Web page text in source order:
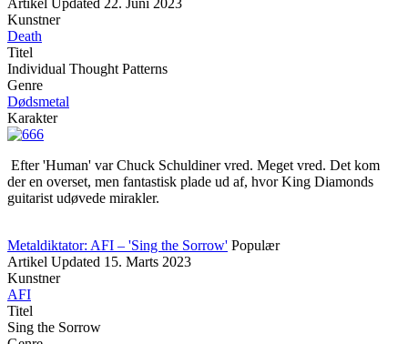
Artikel Updated 22. Juni 2023
Kunstner
Death
Titel
Individual Thought Patterns
Genre
Dødsmetal
Karakter
Efter 'Human' var Chuck Schuldiner vred. Meget vred. Det kom
der en overset, men fantastisk plade ud af, hvor King Diamonds
guitarist udøvede mirakler.
Metaldiktator: AFI – 'Sing the Sorrow' Populær
Artikel Updated 15. Marts 2023
Kunstner
AFI
Titel
Sing the Sorrow